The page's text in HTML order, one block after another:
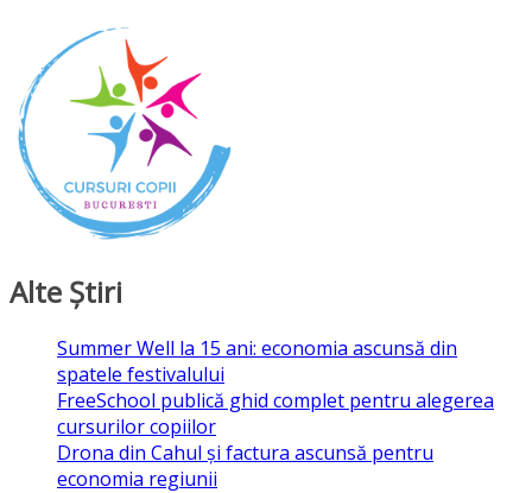
Alte Ştiri
Summer Well la 15 ani: economia ascunsă din
spatele festivalului
FreeSchool publică ghid complet pentru alegerea
cursurilor copiilor
Drona din Cahul și factura ascunsă pentru
economia regiunii